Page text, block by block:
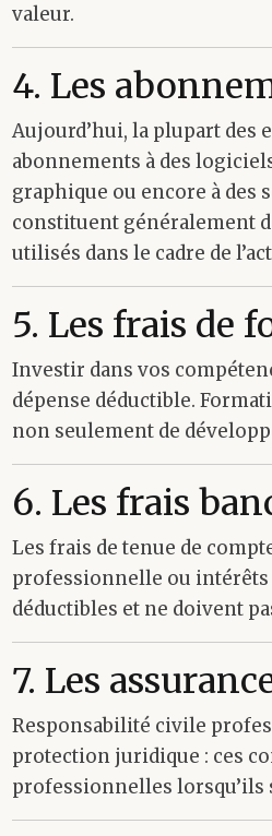
valeur.
4. Les
Aujourd’hui, la plupart des
abonnements à des
graphique ou encore à
constituent généralement
utilisés dans le cadre de
5. Les frais de
Investir dans vos
dépense déductible.
non seulement de
6. Les frais
Les frais de tenue de
professionnelle ou intérêts
déductibles et ne doivent
7. Les
Responsabilité civile
protection juridique : ces
professionnelles lorsqu’ils